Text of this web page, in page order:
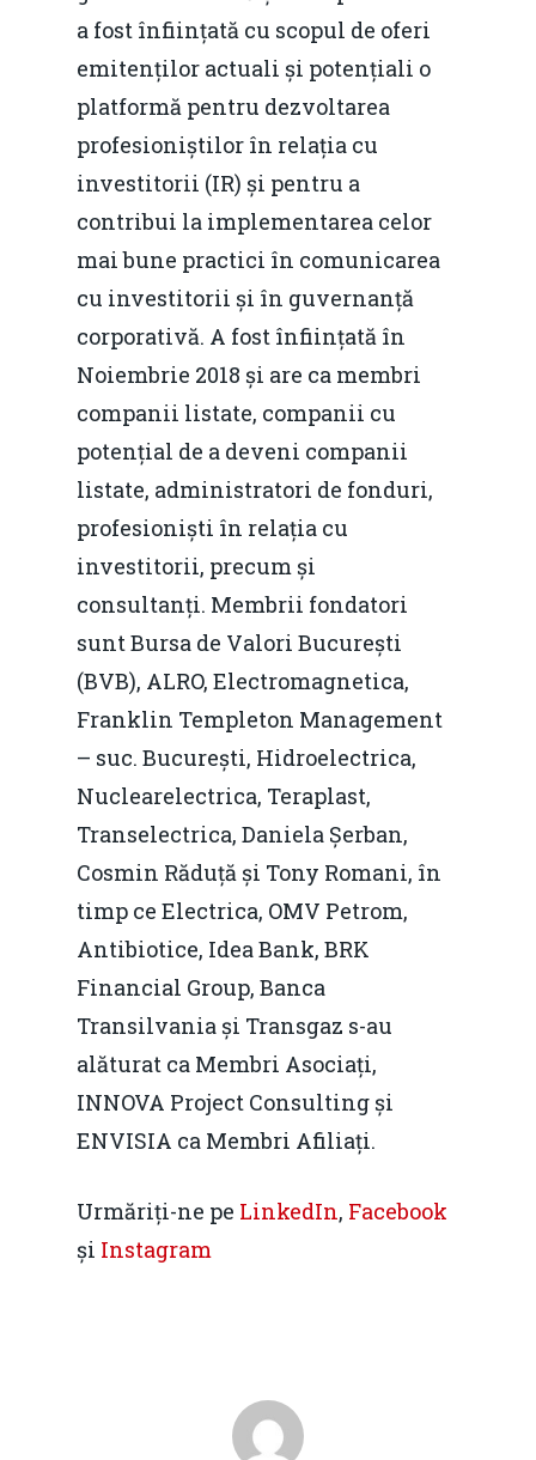
a fost înființată cu scopul de oferi
emitenților actuali și potențiali o
platformă pentru dezvoltarea
profesioniștilor în relația cu
investitorii (IR) și pentru a
contribui la implementarea celor
mai bune practici în comunicarea
cu investitorii și în guvernanță
corporativă. A fost înființată în
Noiembrie 2018 și are ca membri
companii listate, companii cu
potențial de a deveni companii
listate, administratori de fonduri,
profesioniști în relația cu
investitorii, precum și
consultanți. Membrii fondatori
sunt Bursa de Valori București
(BVB), ALRO, Electromagnetica,
Franklin Templeton Management
– suc. București, Hidroelectrica,
Nuclearelectrica, Teraplast,
Transelectrica, Daniela Șerban,
Cosmin Răduță și Tony Romani, în
timp ce Electrica, OMV Petrom,
Antibiotice, Idea Bank, BRK
Financial Group, Banca
Transilvania și Transgaz s-au
alăturat ca Membri Asociați,
INNOVA Project Consulting și
ENVISIA ca Membri Afiliați.
Urmăriți-ne pe LinkedIn, Facebook
și Instagram
Foto
Modelul economic
România – orizont
resurselor naturale
Piaţa gazelor naturale:
predictibilitate,
concurenţă.
Soluții de
IMM
Rolul băncilor în
IMM
Redresare vs.
Durabilă
Martie 2016
Decembrie 2015
Mai 2015
Martie 2015
Agribusiness
Energia
Construcții și
pentru o Românie
Video
Politici Europene în
Economie
Video Forum Marea
Piața gazelor naturale:
predictibilitate,
concurență.
EM360 Talk
Contact
Burse pentru
Contact
Daniel Apostol
Email: